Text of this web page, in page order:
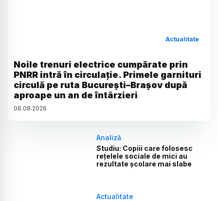
Actualitate
Noile trenuri electrice cumpărate prin
PNRR intră în circulație. Primele garnituri
circulă pe ruta București–Brașov după
aproape un an de întârzieri
06.08.2026
Analiză
Studiu: Copiii care folosesc
rețelele sociale de mici au
rezultate școlare mai slabe
Actualitate